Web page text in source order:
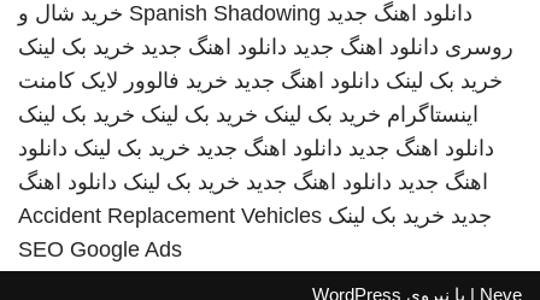
دانلود اهنگ جدید Spanish Shadowing خرید شال و
روسری دانلود اهنگ جدید دانلود اهنگ جدید خرید بک لینک
خرید بک لینک دانلود اهنگ جدید خرید فالوور لایک کامنت
اینستاگرام خرید بک لینک خرید بک لینک خرید بک لینک
دانلود اهنگ جدید دانلود اهنگ جدید خرید بک لینک دانلود
اهنگ جدید دانلود اهنگ جدید خرید بک لینک دانلود اهنگ
جدید خرید بک لینک Accident Replacement Vehicles
SEO Google Ads
Neve | با نیروی WordPress